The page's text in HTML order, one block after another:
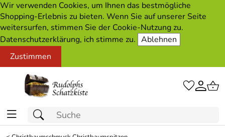
Wir verwenden Cookies, um Ihnen das bestmögliche
Shopping-Erlebnis zu bieten. Wenn Sie auf unserer Seite
weitersurfen, stimmen Sie der Cookie-Nutzung zu.
Datenschutzerklärung, ich stimme zu. Ablehnen
Zustimmen